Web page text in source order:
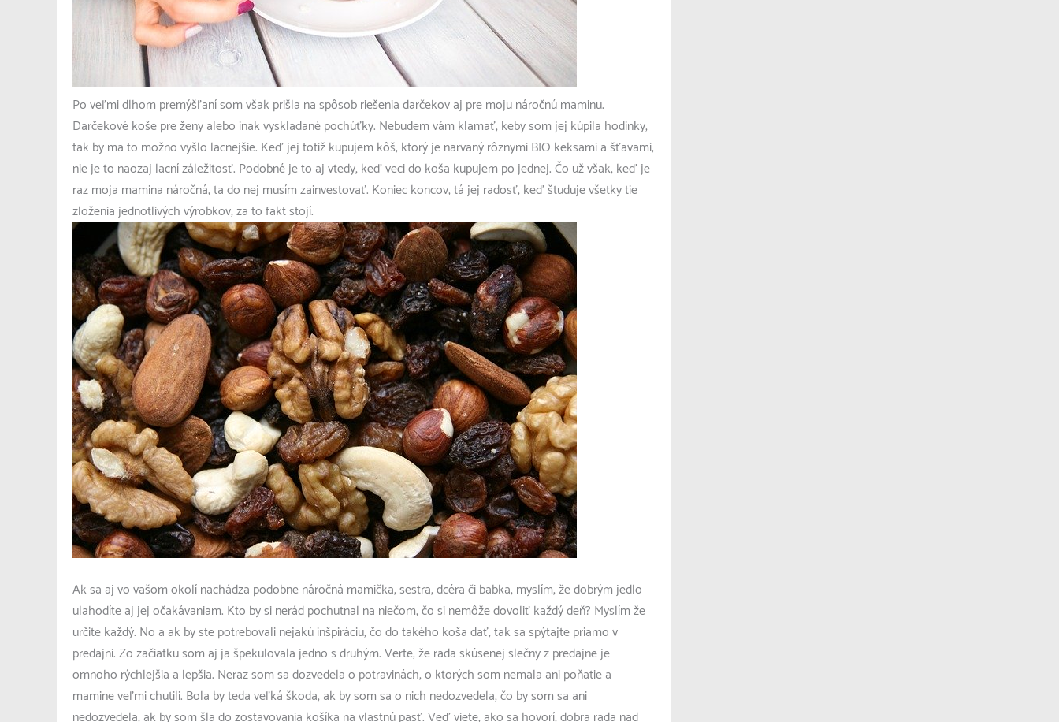
Po veľmi dlhom premýšľaní som však prišla na spôsob riešenia darčekov aj pre moju náročnú maminu.
Darčekové koše pre ženyalebo inak vyskladané pochúťky. Nebudem vám klamať, keby som jej kúpila hodinky,
tak by ma to možno vyšlo lacnejšie. Keď jej totiž kupujem kôš, ktorý je narvaný rôznymi BIO keksami a šťavami,
nie je to naozaj lacní záležitosť. Podobné je to aj vtedy, keď veci do koša kupujem po jednej. Čo už však, keď je
raz moja mamina náročná, ta do nej musím zainvestovať. Koniec koncov, tá jej radosť, keď študuje všetky tie
zloženia jednotlivých výrobkov, za to fakt stojí.
Ak sa aj vo vašom okolí nachádza podobne náročná mamička, sestra, dcéra či babka, myslím, že dobrým jedlo
ulahodíte aj jej očakávaniam. Kto by si nerád pochutnal na niečom, čo si nemôže dovoliť každý deň? Myslím že
určite každý. No a ak by ste potrebovali nejakú inšpiráciu, čo do takého koša dať, tak sa spýtajte priamo v
predajni. Zo začiatku som aj ja špekulovala jedno s druhým. Verte, že rada skúsenej slečny z predajne je
omnoho rýchlejšia a lepšia. Neraz som sa dozvedela o potravinách, o ktorých som nemala ani poňatie a
mamine veľmi chutili. Bola by teda veľká škoda, ak by som sa o nich nedozvedela, čo by som sa ani